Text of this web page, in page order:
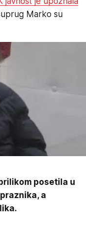
Marko su
posetila u
a